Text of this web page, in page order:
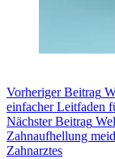
VorherigerBeitrag
einfacher Leitfaden
NächsterBeitrag
Zahnaufhellung
Zahnarztes